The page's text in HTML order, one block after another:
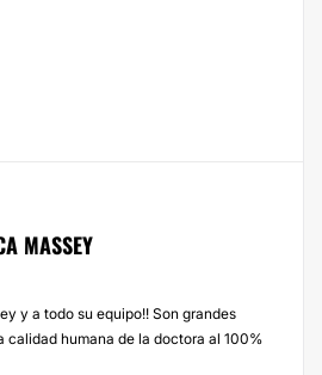
MASSEY
y a todo su equipo!! Son grandes
calidad humana de la doctora al 100%